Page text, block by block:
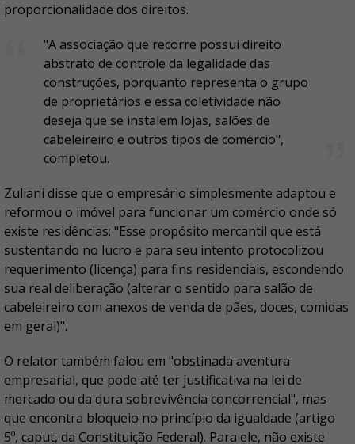
proporcionalidade dos direitos.
"A associação que recorre possui direito
abstrato de controle da legalidade das
construções, porquanto representa o grupo
de proprietários e essa coletividade não
deseja que se instalem lojas, salões de
cabeleireiro e outros tipos de comércio",
completou.
Zuliani disse que o empresário simplesmente adaptou e
reformou o imóvel para funcionar um comércio onde só
existe residências: "Esse propósito mercantil que está
sustentando no lucro e para seu intento protocolizou
requerimento (licença) para fins residenciais, escondendo
sua real deliberação (alterar o sentido para salão de
cabeleireiro com anexos de venda de pães, doces, comidas
em geral)".
O relator também falou em "obstinada aventura
empresarial, que pode até ter justificativa na lei de
mercado ou da dura sobrevivência concorrencial", mas
que encontra bloqueio no princípio da igualdade (artigo
5º, caput, da Constituição Federal). Para ele, não existe